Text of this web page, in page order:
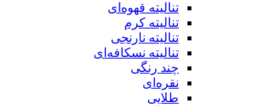
تنالیته قهوه‌ای
تنالیته کرم
تنالیته نارنجی
تنالیته نسکافه‌ای
چند رنگی
نقره‌ای
طلایی